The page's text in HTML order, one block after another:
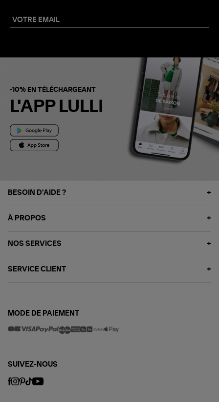
-10% EN TÉLÉCHARGEANT
L'APP LULLI
BESOIN D'AIDE ?
À PROPOS
NOS SERVICES
SERVICE CLIENT
MODE DE PAIEMENT
SUIVEZ-NOUS